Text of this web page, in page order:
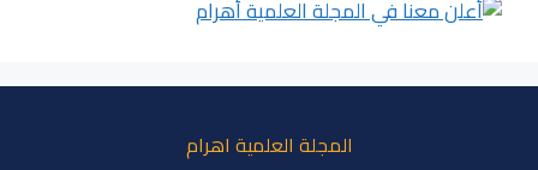
المجلة العلمية اهرام